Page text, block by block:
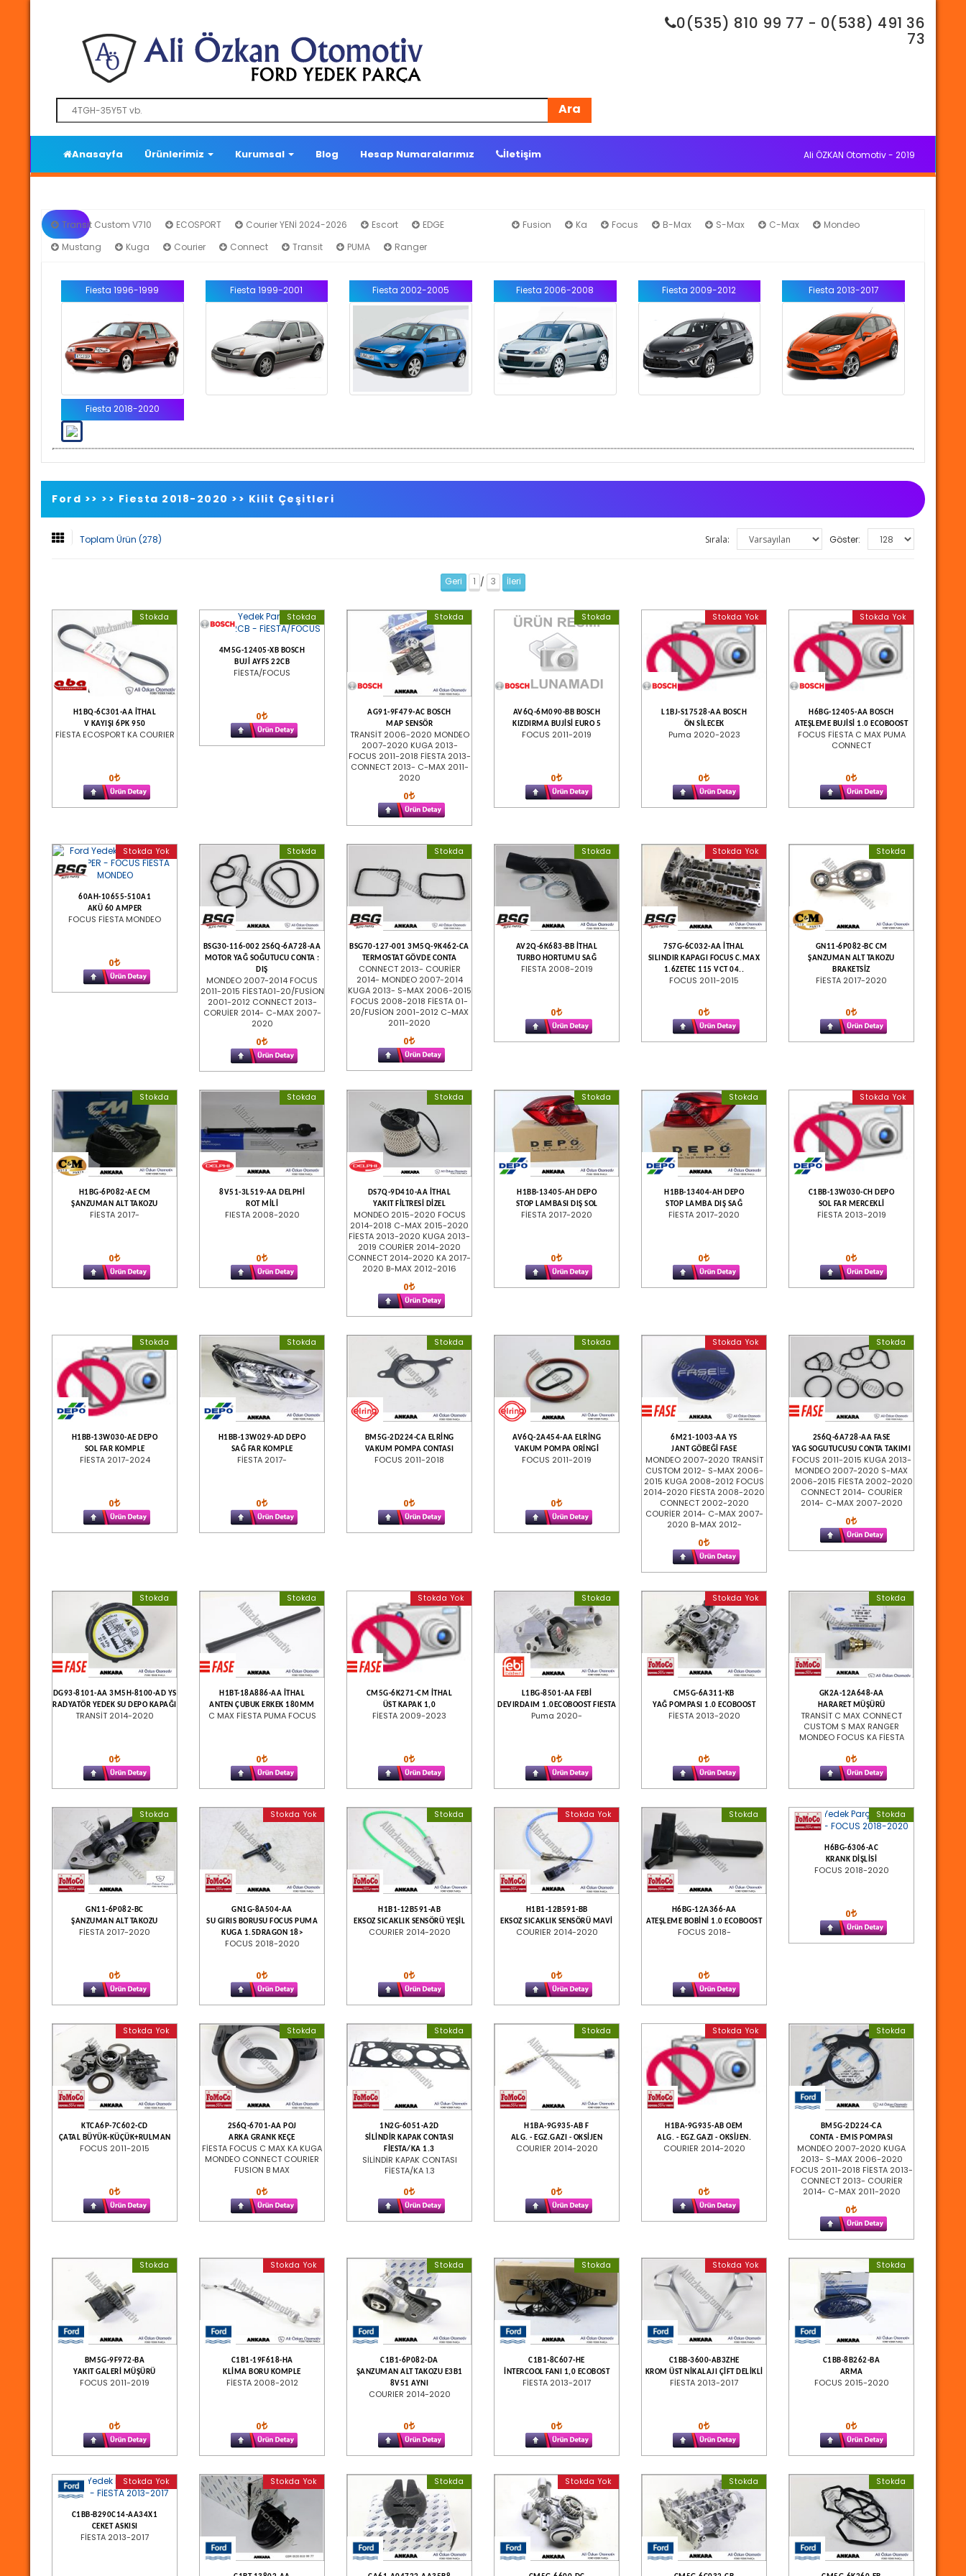
0(535) 810 99 77 - 0(538) 491 36
73
Ara
Anasayfa Ürünlerimiz Kurumsal Blog Hesap Numaralarımız İletişim Ali ÖZKAN Otomotiv - 2019
Transit Custom V710 ECOSPORT Courier YENİ 2024-2026 Escort EDGE Fusion Ka Focus B-Max S-Max C-Max
Mondeo
Mustang
Kuga Courier Connect Transit PUMA Ranger
Fiesta 1996-1999 Fiesta 1999-2001 Fiesta 2002-2005 Fiesta 2006-2008 Fiesta 2009-2012 Fiesta 2013-2017
Fiesta 2018-2020
Ford >> >> Fiesta 2018-2020 >> Kilit Çeşitleri
Toplam Ürün (278) Göster:
Sırala:
Geri 1 / 3 İleri
Stokda
H1BQ-6C301-AA İTHAL
V KAYIŞI 6PK 950
FİESTA ECOSPORT KA COURIER
0
Stokda
4M5G-12405-XB BOSCH
BUJİ AYFS 22CB
FİESTA/FOCUS
0
Stokda
AG91-9F479-AC BOSCH
MAP SENSÖR
TRANSİT 2006-2020 MONDEO
2007-2020 KUGA 2013-
FOCUS 2011-2018 FİESTA 2013-
CONNECT 2013- C-MAX 2011-
2020
0
Stokda
AV6Q-6M090-BB BOSCH
KIZDIRMA BUJİSİ EURO 5
FOCUS 2011-2019
0
Stokda Yok
L1BJ-S17528-AA BOSCH
ÖN SİLECEK
Puma 2020-2023
0
Stokda Yok
H6BG-12405-AA BOSCH
ATEŞLEME BUJİSİ 1.0 ECOBOOST
FOCUS FİESTA C MAX PUMA
CONNECT
0
Stokda Yok
60AH-10655-510A1
AKÜ 60 AMPER
FOCUS FİESTA MONDEO
0
Stokda
BSG30-116-002 2S6Q-6A728-AA
MOTOR YAĞ SOĞUTUCU CONTA :
DIŞ
MONDEO 2007-2014 FOCUS
2011-2015 FİESTA01-20/FUSİON
2001-2012 CONNECT 2013-
CORUİER 2014- C-MAX 2007-
2020
0
Stokda
BSG70-127-001 3M5Q-9K462-CA
TERMOSTAT GÖVDE CONTA
CONNECT 2013- COURİER
2014- MONDEO 2007-2014
KUGA 2013- S-MAX 2006-2015
FOCUS 2008-2018 FİESTA 01-
20/FUSİON 2001-2012 C-MAX
2011-2020
0
Stokda
AV2Q-6K683-BB İTHAL
TURBO HORTUMU SAĞ
FIESTA 2008-2019
0
Stokda Yok
7S7G-6C032-AA İTHAL
SILINDIR KAPAGI FOCUS C.MAX
1.6ZETEC 115 VCT 04..
FOCUS 2011-2015
0
Stokda
GN11-6P082-BC CM
ŞANZUMAN ALT TAKOZU
BRAKETSİZ
FİESTA 2017-2020
0
Stokda
H1BG-6P082-AE CM
ŞANZUMAN ALT TAKOZU
FİESTA 2017-
0
Stokda
8V51-3L519-AA DELPHİ
ROT MİLİ
FIESTA 2008-2020
0
Stokda
DS7Q-9D410-AA İTHAL
YAKIT FİLTRESİ DİZEL
MONDEO 2015-2020 FOCUS
2014-2018 C-MAX 2015-2020
FİESTA 2013-2020 KUGA 2013-
2019 COURİER 2014-2020
CONNECT 2014-2020 KA 2017-
2020 B-MAX 2012-2016
0
Stokda
H1BB-13405-AH DEPO
STOP LAMBASI DIŞ SOL
FİESTA 2017-2020
0
Stokda
H1BB-13404-AH DEPO
STOP LAMBA DIŞ SAĞ
FİESTA 2017-2020
0
Stokda Yok
C1BB-13W030-CH DEPO
SOL FAR MERCEKLİ
FİESTA 2013-2019
0
Stokda
H1BB-13W030-AE DEPO
SOL FAR KOMPLE
FİESTA 2017-2024
0
Stokda
H1BB-13W029-AD DEPO
SAĞ FAR KOMPLE
FİESTA 2017-
0
Stokda
BM5G-2D224-CA ELRİNG
VAKUM POMPA CONTASI
FOCUS 2011-2018
0
Stokda
AV6Q-2A454-AA ELRİNG
VAKUM POMPA ORİNGİ
FOCUS 2011-2019
0
Stokda Yok
6M21-1003-AA YS
JANT GÖBEĞİ FASE
MONDEO 2007-2020 TRANSİT
CUSTOM 2012- S-MAX 2006-
2015 KUGA 2008-2012 FOCUS
2014-2020 FİESTA 2008-2020
CONNECT 2002-2020
COURİER 2014- C-MAX 2007-
2020 B-MAX 2012-
0
Stokda
2S6Q-6A728-AA FASE
YAG SOGUTUCUSU CONTA TAKIMI
FOCUS 2011-2015 KUGA 2013-
MONDEO 2007-2020 S-MAX
2006-2015 FİESTA 2002-2020
CONNECT 2014- COURİER
2014- C-MAX 2007-2020
0
Stokda
DG93-8101-AA 3M5H-8100-AD YS
RADYATÖR YEDEK SU DEPO KAPAĞI
TRANSİT 2014-2020
0
Stokda
H1BT-18A886-AA İTHAL
ANTEN ÇUBUK ERKEK 180MM
C MAX FİESTA PUMA FOCUS
0
Stokda Yok
CM5G-6K271-CM İTHAL
ÜST KAPAK 1,0
FİESTA 2009-2023
0
Stokda
L1BG-8501-AA FEBİ
DEVIRDAIM 1.0ECOBOOST FIESTA
Puma 2020-
0
Stokda Yok
CM5G-6A311-KB
YAĞ POMPASI 1.0 ECOBOOST
FİESTA 2013-2020
0
Stokda
GK2A-12A648-AA
HARARET MÜŞÜRÜ
TRANSİT C MAX CONNECT
CUSTOM S MAX RANGER
MONDEO FOCUS KA FİESTA
0
Stokda
GN11-6P082-BC
ŞANZUMAN ALT TAKOZU
FİESTA 2017-2020
0
Stokda Yok
GN1G-8A504-AA
SU GIRIS BORUSU FOCUS PUMA
KUGA 1.5DRAGON 18>
FOCUS 2018-2020
0
Stokda
H1B1-12B591-AB
EKSOZ SICAKLIK SENSÖRÜ YEŞİL
COURIER 2014-2020
0
Stokda Yok
H1B1-12B591-BB
EKSOZ SICAKLIK SENSÖRÜ MAVİ
COURIER 2014-2020
0
Stokda
H6BG-12A366-AA
ATEŞLEME BOBİNİ 1.0 ECOBOOST
FOCUS 2018-
0
Stokda
H6BG-6306-AC
KRANK DİŞLİSİ
FOCUS 2018-2020
0
Stokda Yok
KTCA6P-7C602-CD
ÇATAL BÜYÜK-KÜÇÜK+RULMAN
FOCUS 2011-2015
0
Stokda
2S6Q-6701-AA POJ
ARKA GRANK KEÇE
FİESTA FOCUS C MAX KA KUGA
MONDEO CONNECT COURIER
FUSION B MAX
0
Stokda
1N2G-6051-A2D
SİLİNDİR KAPAK CONTASI
FİESTA/KA 1.3
SİLİNDİR KAPAK CONTASI
FİESTA/KA 1.3
0
Stokda
H1BA-9G935-AB F
ALG. - EGZ.GAZI - OKSİJEN
COURIER 2014-2020
0
Stokda Yok
H1BA-9G935-AB OEM
ALG. - EGZ.GAZI - OKSİJEN.
COURIER 2014-2020
0
Stokda
BM5G-2D224-CA
CONTA - EMIS POMPASI
MONDEO 2007-2020 KUGA
2013- S-MAX 2006-2020
FOCUS 2011-2018 FİESTA 2013-
CONNECT 2013- COURİER
2014- C-MAX 2011-2020
0
Stokda
BM5G-9F972-BA
YAKIT GALERİ MÜŞÜRÜ
FOCUS 2011-2019
0
Stokda Yok
C1B1-19F618-HA
KLİMA BORU KOMPLE
FİESTA 2008-2012
0
Stokda
C1B1-6P082-DA
ŞANZUMAN ALT TAKOZU E3B1
8V51 AYNI
COURIER 2014-2020
0
Stokda
C1B1-8C607-HE
İNTERCOOL FANI 1,0 ECOBOST
FİESTA 2013-2017
0
Stokda Yok
C1BB-3600-AB3ZHE
KROM ÜST NİKALAJI ÇİFT DELİKLİ
FİESTA 2013-2017
0
Stokda
C1BB-8B262-BA
ARMA
FOCUS 2015-2020
0
Stokda Yok
C1BB-B290C14-AA34X1
CEKET ASKISI
FİESTA 2013-2017
Stokda Yok Stokda Stokda Yok Stokda Stokda